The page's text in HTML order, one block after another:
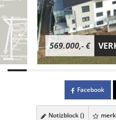
569.000,- €
Facebook
Notizblock ()